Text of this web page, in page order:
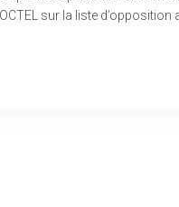
sur la liste d’opposition